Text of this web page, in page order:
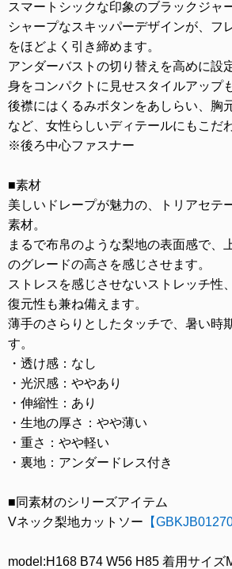
スマートシックな印象のブラックジャ
シャープなスキッパーデザインが、フ
をほどよく引き締めます。
アンダーバストの切り替えを高めに設
身をコンパクトに見せスタイルアップ
後襟にはくるみボタンをあしらい、胸
など、女性らしいディテールにもこだ
※後ろ中心ファスナー
■素材
美しいドレープが魅力の、トリアセテ
素材。
まるで布帛のような梨地の表面感で、
のグレードの高さを感じさせます。
ストレスを感じさせないストレッチ性
復元性も兼ね備えます。
薄手のさらりとしたタッチで、暑い時
す。
・透け感：なし
・光沢感：ややあり
・伸縮性：あり
・生地の厚さ：やや薄い
・重さ：やや軽い
・裏地：アンダードレス付き
■同素材のシリーズアイテム
Vネック梨地カットソー 【GBKJB01270
model:H168 B74 W56 H85 着用サイズ